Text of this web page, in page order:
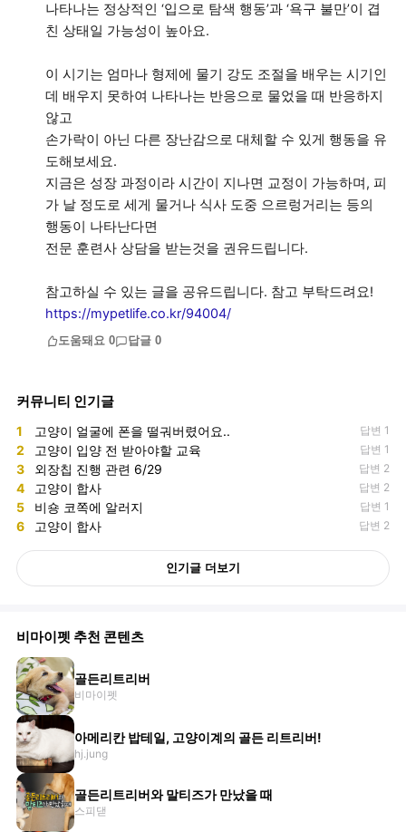
나타나는 정상적인 ‘입으로 탐색 행동’과 ‘욕구 불만’이 겹
친 상태일 가능성이 높아요.
이 시기는 엄마나 형제에 물기 강도 조절을 배우는 시기인
데 배우지 못하여 나타나는 반응으로 물었을 때 반응하지
않고
손가락이 아닌 다른 장난감으로 대체할 수 있게 행동을 유
도해보세요.
지금은 성장 과정이라 시간이 지나면 교정이 가능하며, 피
가 날 정도로 세게 물거나 식사 도중 으르렁거리는 등의
행동이 나타난다면
전문 훈련사 상담을 받는것을 권유드립니다.
참고하실 수 있는 글을 공유드립니다. 참고 부탁드려요!
https://mypetlife.co.kr/94004/
도움돼요 0 답글 0
커뮤니티 인기글
1 고양이 얼굴에 폰을 떨궈버렸어요.. 답변 1
2 고양이 입양 전 받아야할 교육 답변 1
3 외장칩 진행 관련 6/29 답변 2
4 고양이 합사 답변 2
5 비숑 코쪽에 알러지 답변 1
6 고양이 합사 답변 2
인기글 더보기
비마이펫 추천 콘텐츠
골든리트리버
비마이펫
아메리칸 밥테일, 고양이계의 골든 리트리버!
hj.jung
골든리트리버와 말티즈가 만났을 때
스피댇